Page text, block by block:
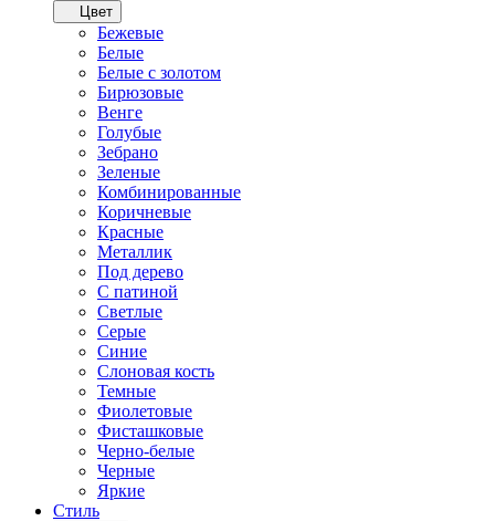
Цвет
Бежевые
Белые
Белые с золотом
Бирюзовые
Венге
Голубые
Зебрано
Зеленые
Комбинированные
Коричневые
Красные
Металлик
Под дерево
С патиной
Светлые
Серые
Синие
Слоновая кость
Темные
Фиолетовые
Фисташковые
Черно-белые
Черные
Яркие
Стиль